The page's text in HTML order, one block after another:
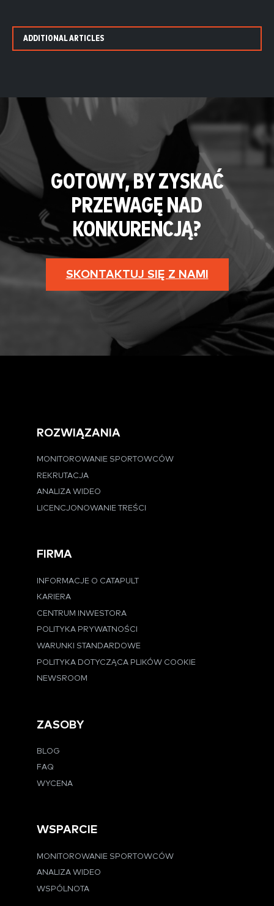
ADDITIONAL ARTICLES
GOTOWY, BY ZYSKAĆ
PRZEWAGĘ NAD
KONKURENCJĄ?
SKONTAKTUJ SIĘ Z NAMI
ROZWIĄZANIA
MONITOROWANIE SPORTOWCÓW
REKRUTACJA
ANALIZA WIDEO
LICENCJONOWANIE TREŚCI
FIRMA
INFORMACJE O CATAPULT
KARIERA
CENTRUM INWESTORA
POLITYKA PRYWATNOŚCI
WARUNKI STANDARDOWE
POLITYKA DOTYCZĄCA PLIKÓW COOKIE
NEWSROOM
ZASOBY
BLOG
FAQ
WYCENA
WSPARCIE
MONITOROWANIE SPORTOWCÓW
ANALIZA WIDEO
WSPÓLNOTA